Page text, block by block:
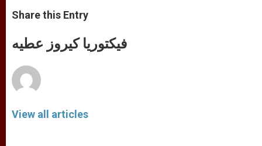
t
s
p
p
s
e
e
e
b
o
k
Share this Entry
فيكتوريا كيروز عطيه
View all articles